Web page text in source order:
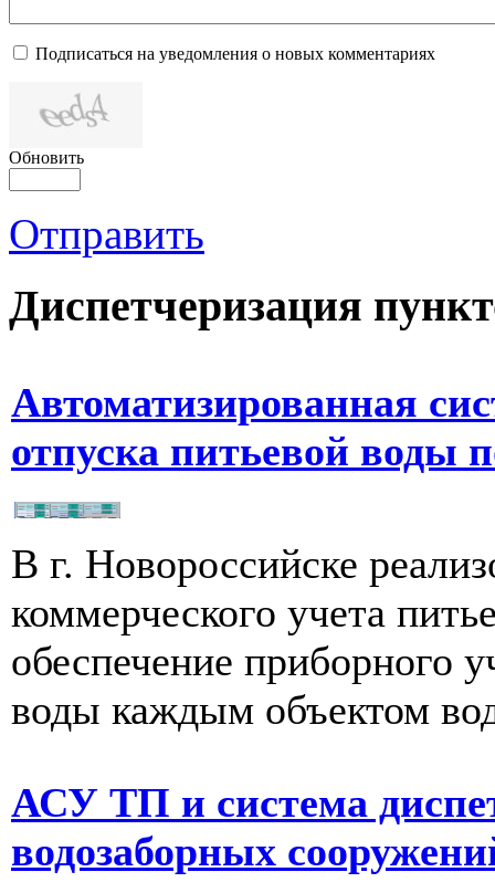
Подписаться на уведомления о новых комментариях
Обновить
Отправить
Диспетчеризация
Автоматизированная
отпуска питьевой воды
В г. Новороссийске
коммерческого учета
обеспечение приборного
воды каждым объектом
АСУ ТП и система
водозаборных